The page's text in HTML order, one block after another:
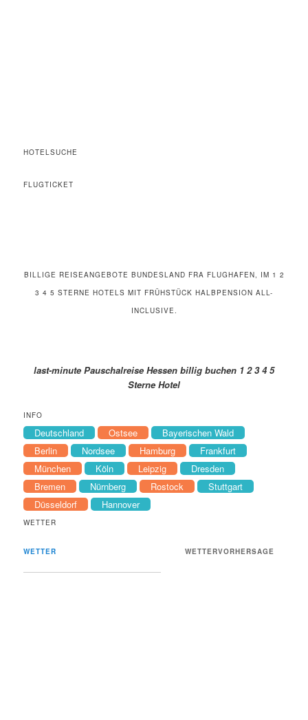
HOTELSUCHE
FLUGTICKET
BILLIGE REISEANGEBOTE BUNDESLAND FRA FLUGHAFEN, IM 1 2
3 4 5 STERNE HOTELS MIT FRÜHSTÜCK HALBPENSION ALL-
INCLUSIVE.
last-minute Pauschalreise Hessen billig buchen 1 2 3 4 5
Sterne Hotel
INFO
Deutschland Ostsee
Bayerischen Wald
Berlin
Nordsee Hamburg
Frankfurt
München
Köln Leipzig
Dresden
Bremen
Nürnberg Rostock
Stuttgart
Düsseldorf
Hannover
WETTER
WETTER WETTERVORHERSAGE